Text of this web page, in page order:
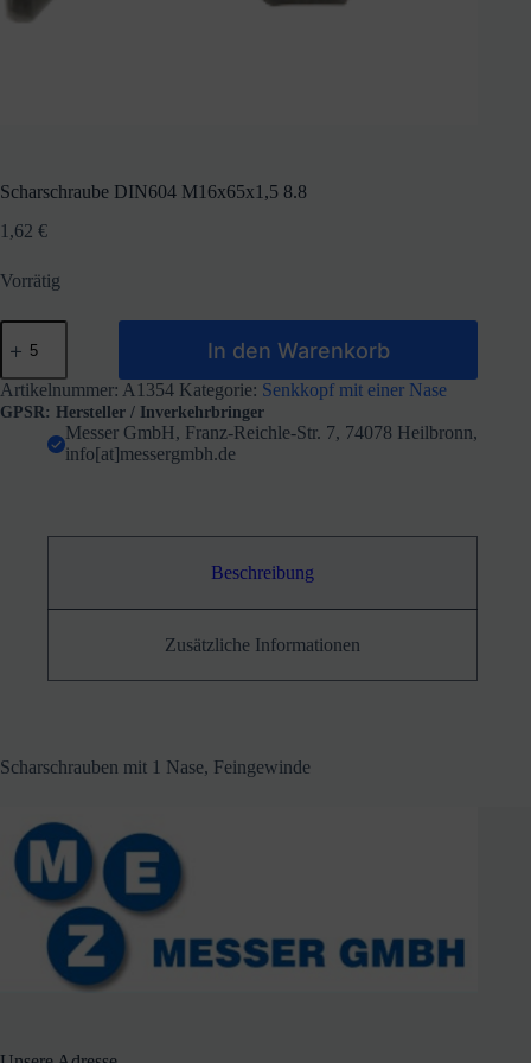
Scharschraube DIN604 M16x65x1,5 8.8
1,62 €
Vorrätig
Scharschraube
DIN604
8.8
Menge
In den Warenkorb
Artikelnummer: A1354 Kategorie: Senkkopf mit einer Nase
GPSR: Hersteller / Inverkehrbringer
Messer GmbH, Franz-Reichle-Str. 7, 74078 Heilbronn,
info[at]messergmbh.de
Beschreibung
Zusätzliche Informationen
Scharschrauben mit 1 Nase, Feingewinde